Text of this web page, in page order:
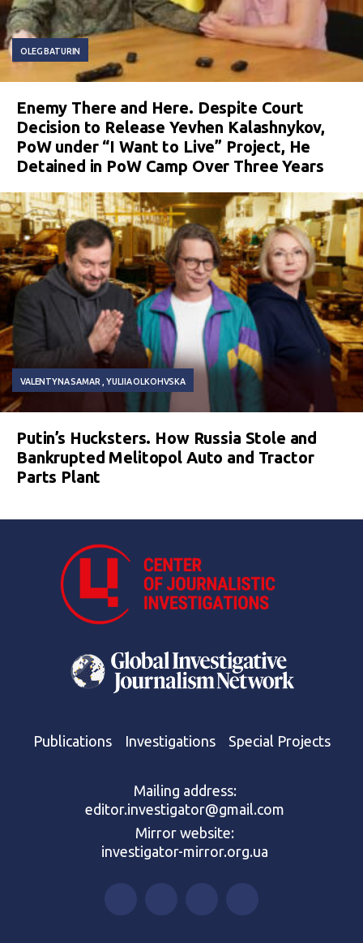
OLEG BATURIN
Enemy There and Here. Despite Court
Decision to Release Yevhen Kalashnykov,
PoW under “I Want to Live” Project, He
Detained in PoW Camp Over Three Years
VALENTYNA SAMAR YULIIA OLKOHVSKA
Putin’s Hucksters. How Russia Stole and
Bankrupted Melitopol Auto and Tractor
Parts Plant
Publications Investigations Special Projects
Mailing address:
editor.investigator@gmail.com
Mirror website:
investigator-mirror.org.ua